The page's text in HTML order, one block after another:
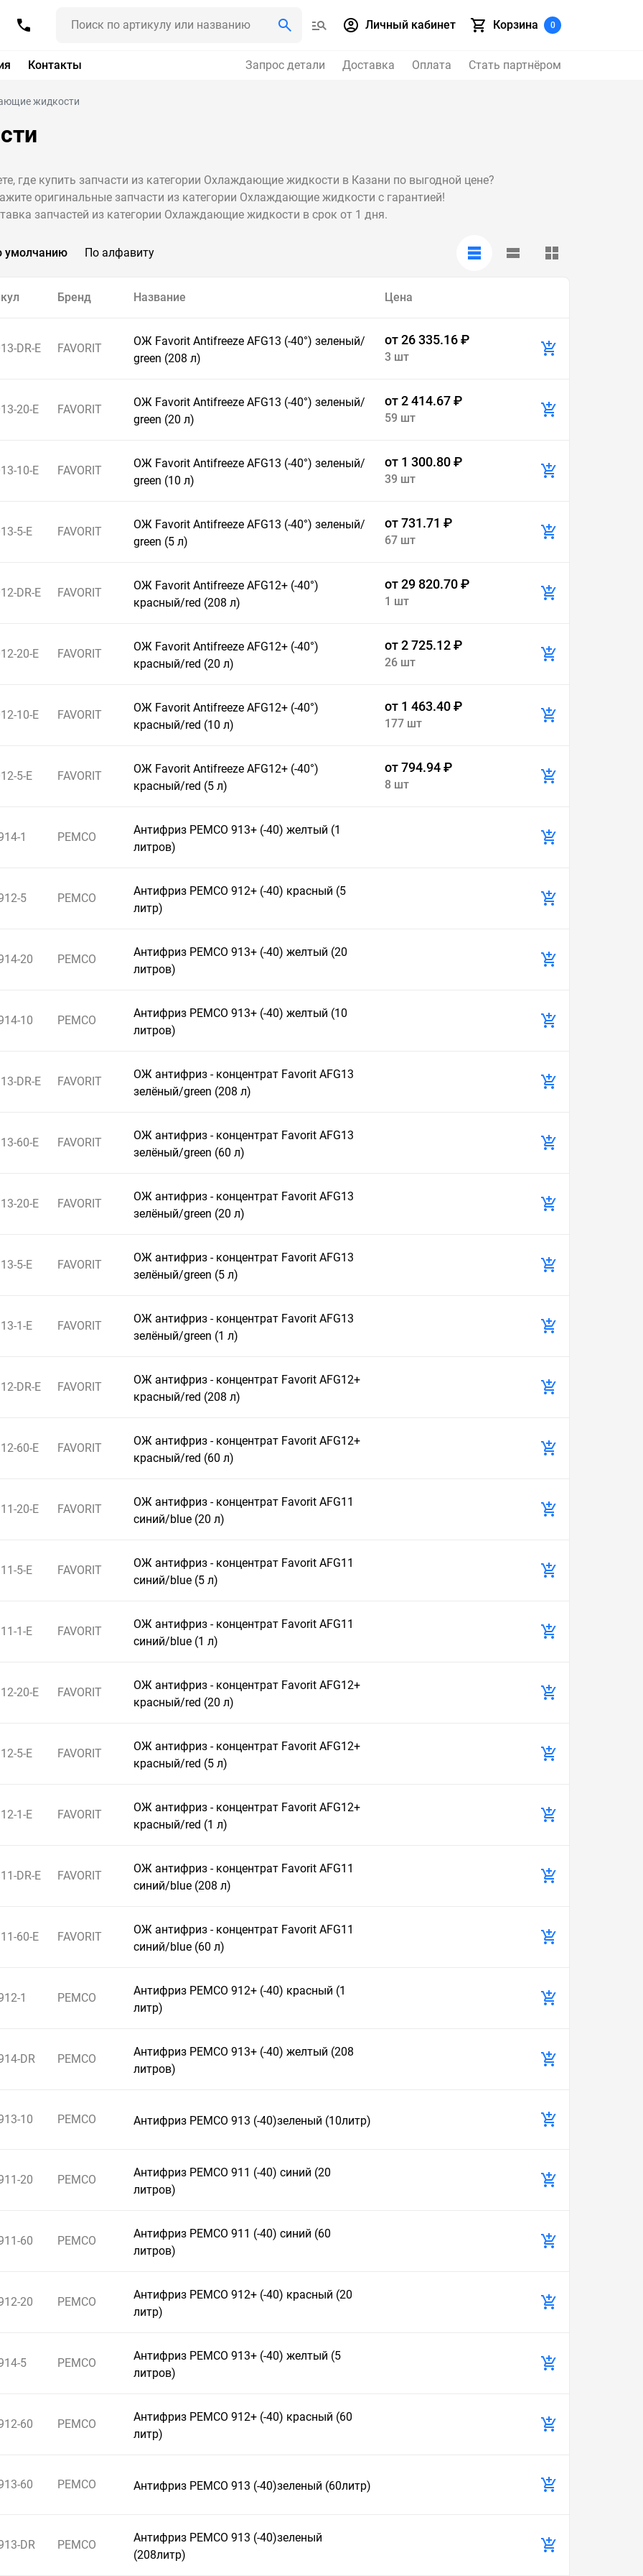
Личный кабинет Корзина 0
Контакты Запрос детали Доставка Оплата Стать партнёром
жидкости
где купить запчасти из категории Охлаждающие жидкости в Казани по выгодной цене?
оригинальные запчасти из категории Охлаждающие жидкости с гарантией!
запчастей из категории Охлаждающие жидкости в срок от 1 дня.
умолчанию По алфавиту
Бренд Название Цена
DR-E FAVORIT
ОЖ Favorit Antifreeze AFG13 (-40°) зеленый/
green (208 л)
от 26 335.16 ₽
3 шт
20-E FAVORIT
ОЖ Favorit Antifreeze AFG13 (-40°) зеленый/
green (20 л)
от 2 414.67 ₽
59 шт
10-E FAVORIT
ОЖ Favorit Antifreeze AFG13 (-40°) зеленый/
green (10 л)
от 1 300.80 ₽
39 шт
5-E FAVORIT
ОЖ Favorit Antifreeze AFG13 (-40°) зеленый/
green (5 л)
от 731.71 ₽
67 шт
DR-E FAVORIT
ОЖ Favorit Antifreeze AFG12+ (-40°)
красный/red (208 л)
от 29 820.70 ₽
1 шт
20-E FAVORIT
ОЖ Favorit Antifreeze AFG12+ (-40°)
красный/red (20 л)
от 2 725.12 ₽
26 шт
10-E FAVORIT
ОЖ Favorit Antifreeze AFG12+ (-40°)
красный/red (10 л)
от 1 463.40 ₽
177 шт
5-E FAVORIT
ОЖ Favorit Antifreeze AFG12+ (-40°)
красный/red (5 л)
от 794.94 ₽
8 шт
1 PEMCO
Антифриз PEMCO 913+ (-40) желтый (1
литров)
5 PEMCO
Антифриз PEMCO 912+ (-40) красный (5
литр)
20 PEMCO
Антифриз PEMCO 913+ (-40) желтый (20
литров)
10 PEMCO
Антифриз PEMCO 913+ (-40) желтый (10
литров)
DR-E FAVORIT
ОЖ антифриз - концентрат Favorit AFG13
зелёный/green (208 л)
60-E FAVORIT
ОЖ антифриз - концентрат Favorit AFG13
зелёный/green (60 л)
20-E FAVORIT
ОЖ антифриз - концентрат Favorit AFG13
зелёный/green (20 л)
5-E FAVORIT
ОЖ антифриз - концентрат Favorit AFG13
зелёный/green (5 л)
1-E FAVORIT
ОЖ антифриз - концентрат Favorit AFG13
зелёный/green (1 л)
DR-E FAVORIT
ОЖ антифриз - концентрат Favorit AFG12+
красный/red (208 л)
60-E FAVORIT
ОЖ антифриз - концентрат Favorit AFG12+
красный/red (60 л)
20-E FAVORIT
ОЖ антифриз - концентрат Favorit AFG11
синий/blue (20 л)
5-E FAVORIT
ОЖ антифриз - концентрат Favorit AFG11
синий/blue (5 л)
1-E FAVORIT
ОЖ антифриз - концентрат Favorit AFG11
синий/blue (1 л)
20-E FAVORIT
ОЖ антифриз - концентрат Favorit AFG12+
красный/red (20 л)
5-E FAVORIT
ОЖ антифриз - концентрат Favorit AFG12+
красный/red (5 л)
1-E FAVORIT
ОЖ антифриз - концентрат Favorit AFG12+
красный/red (1 л)
DR-E FAVORIT
ОЖ антифриз - концентрат Favorit AFG11
синий/blue (208 л)
60-E FAVORIT
ОЖ антифриз - концентрат Favorit AFG11
синий/blue (60 л)
1 PEMCO
Антифриз PEMCO 912+ (-40) красный (1
литр)
DR PEMCO
Антифриз PEMCO 913+ (-40) желтый (208
литров)
10 PEMCO Антифриз PEMCO 913 (-40)зеленый (10литр)
20 PEMCO
Антифриз PEMCO 911 (-40) синий (20
литров)
60 PEMCO
Антифриз PEMCO 911 (-40) синий (60
литров)
20 PEMCO
Антифриз PEMCO 912+ (-40) красный (20
литр)
5 PEMCO
Антифриз PEMCO 913+ (-40) желтый (5
литров)
60 PEMCO
Антифриз PEMCO 912+ (-40) красный (60
литр)
60 PEMCO Антифриз PEMCO 913 (-40)зеленый (60литр)
DR PEMCO
Антифриз PEMCO 913 (-40)зеленый
(208литр)